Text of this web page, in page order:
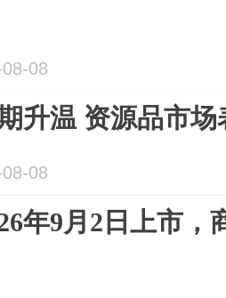
08
升温 资源品市场
08
年9月2日上市，